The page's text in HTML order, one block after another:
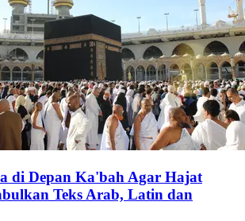
di Depan Ka'bah Agar Hajat
Teks Arab, Latin dan